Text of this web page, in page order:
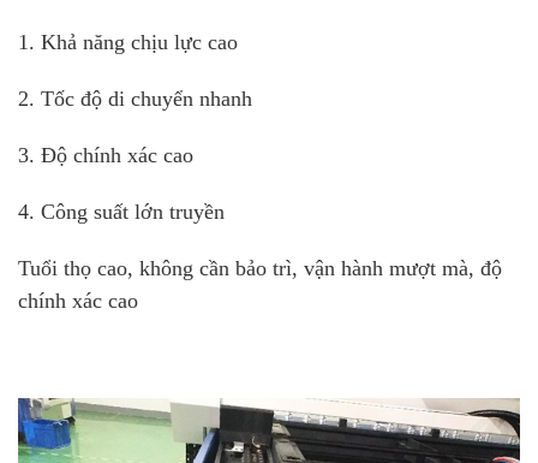
1. Khả năng chịu lực cao
2. Tốc độ di chuyển nhanh
3. Độ chính xác cao
4. Công suất lớn truyền
Tuổi thọ cao, không cần bảo trì, vận hành mượt mà, độ
chính xác cao